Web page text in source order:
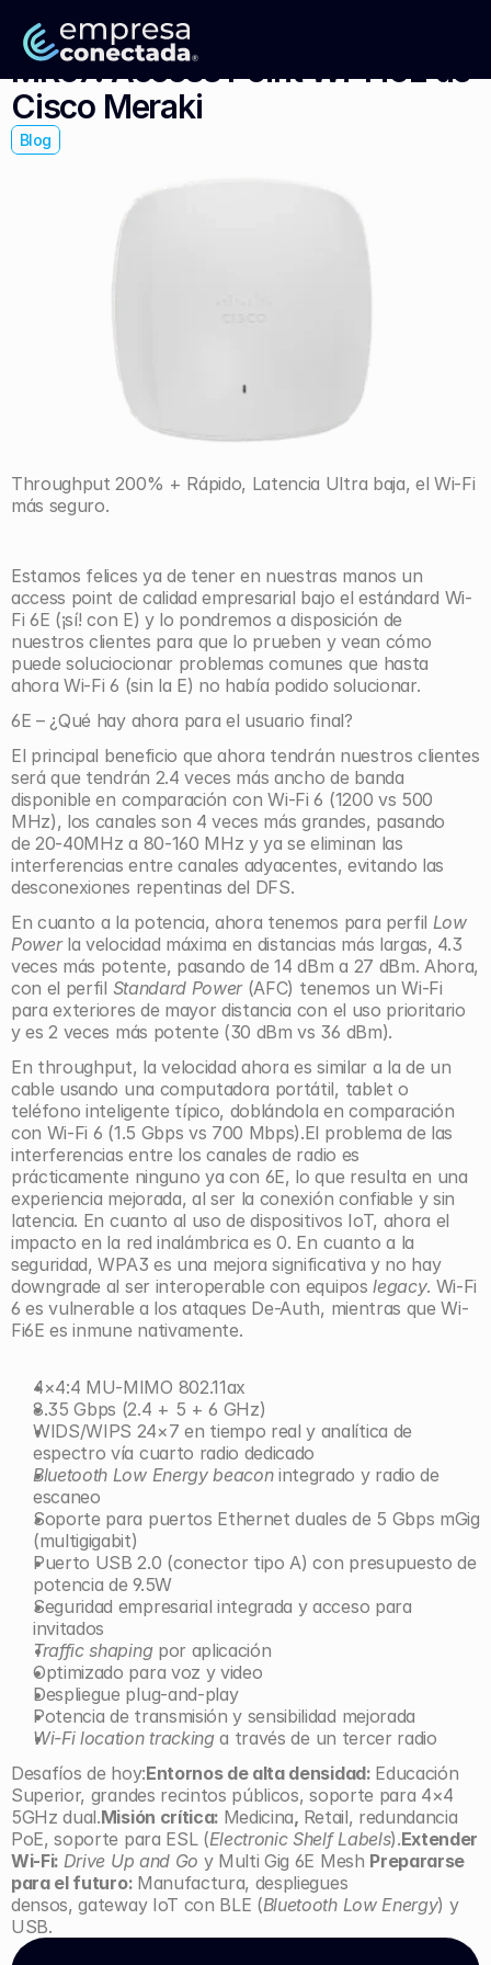
MR57: Access Point Wi-Fi6E de
Cisco Meraki
Blog
Throughput 200% + Rápido, Latencia Ultra baja, el Wi-Fi
más seguro.
Estamos felices ya de tener en nuestras manos un
access point de calidad empresarial bajo el estándard Wi-
Fi 6E (¡sí! con E) y lo pondremos a disposición de
nuestros clientes para que lo prueben y vean cómo
puede soluciocionar problemas comunes que hasta
ahora Wi-Fi 6 (sin la E) no había podido solucionar.
6E – ¿Qué hay ahora para el usuario final?
El principal beneficio que ahora tendrán nuestros clientes
será que tendrán 2.4 veces más ancho de banda
disponible en comparación con Wi-Fi 6 (1200 vs 500
MHz), los canales son 4 veces más grandes, pasando
de 20-40MHz a 80-160 MHz y ya se eliminan las
interferencias entre canales adyacentes, evitando las
desconexiones repentinas del DFS.
En cuanto a la potencia, ahora tenemos para perfil Low
Power la velocidad máxima en distancias más largas, 4.3
veces más potente, pasando de 14 dBm a 27 dBm. Ahora,
con el perfil Standard Power (AFC) tenemos un Wi-Fi
para exteriores de mayor distancia con el uso prioritario
y es 2 veces más potente (30 dBm vs 36 dBm).
En throughput, la velocidad ahora es similar a la de un
cable usando una computadora portátil, tablet o
teléfono inteligente típico, doblándola en comparación
con Wi-Fi 6 (1.5 Gbps vs 700 Mbps).El problema de las
interferencias entre los canales de radio es
prácticamente ninguno ya con 6E, lo que resulta en una
experiencia mejorada, al ser la conexión confiable y sin
latencia. En cuanto al uso de dispositivos IoT, ahora el
impacto en la red inalámbrica es 0. En cuanto a la
seguridad, WPA3 es una mejora significativa y no hay
downgrade al ser interoperable con equipos legacy. Wi-Fi
6 es vulnerable a los ataques De-Auth, mientras que Wi-
Fi6E es inmune nativamente.
4×4:4 MU-MIMO 802.11ax
8.35 Gbps (2.4 + 5 + 6 GHz)
WIDS/WIPS 24×7 en tiempo real y analítica de
espectro vía cuarto radio dedicado
Bluetooth Low Energy beacon integrado y radio de
escaneo
Soporte para puertos Ethernet duales de 5 Gbps mGig
(multigigabit)
Puerto USB 2.0 (conector tipo A) con presupuesto de
potencia de 9.5W
Seguridad empresarial integrada y acceso para
invitados
Traffic shaping por aplicación
Optimizado para voz y video
Despliegue plug-and-play
Potencia de transmisión y sensibilidad mejorada
Wi-Fi location tracking a través de un tercer radio
Desafíos de hoy:Entornos de alta densidad: Educación
Superior, grandes recintos públicos, soporte para 4×4
5GHz dual.Misión crítica: Medicina, Retail, redundancia
PoE, soporte para ESL (Electronic Shelf Labels).Extender
Wi-Fi: Drive Up and Go y Multi Gig 6E Mesh Prepararse
para el futuro: Manufactura, despliegues
densos, gateway IoT con BLE (Bluetooth Low Energy) y
USB.